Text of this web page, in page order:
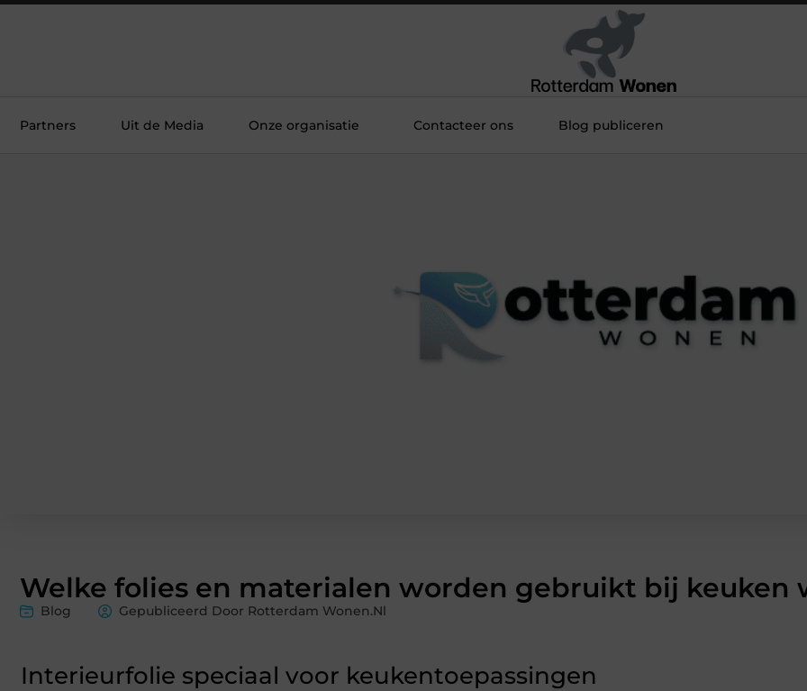
Partners Uit de Media Onze organisatie Contacteer ons Blog publiceren
Welke folies en materialen worden gebruikt bij keuken
Blog Gepubliceerd Door Rotterdam Wonen.nl
Interieurfolie speciaal voor keukentoepassingen